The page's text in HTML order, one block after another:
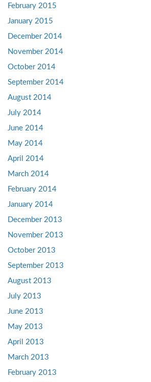
February 2015
January 2015
December 2014
November 2014
October 2014
September 2014
August 2014
July 2014
June 2014
May 2014
April 2014
March 2014
February 2014
January 2014
December 2013
November 2013
October 2013
September 2013
August 2013
July 2013
June 2013
May 2013
April 2013
March 2013
February 2013